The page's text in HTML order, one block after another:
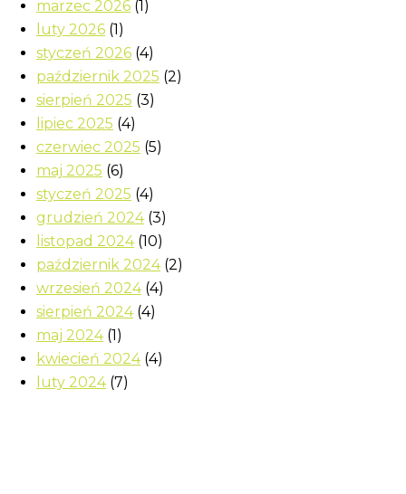
marzec 2026 (1)
luty 2026 (1)
styczeń 2026 (4)
październik 2025 (2)
sierpień 2025 (3)
lipiec 2025 (4)
czerwiec 2025 (5)
maj 2025 (6)
styczeń 2025 (4)
grudzień 2024(3)
listopad 2024(10)
październik 2024(2)
wrzesień 2024(4)
sierpień 2024(4)
maj 2024(1)
kwiecień 2024(4)
luty 2024(7)